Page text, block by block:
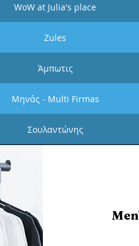
WoW at Julia's place
Zules
Άμπωτις
Μηνάς - Multi Firmas
Σουλαντώνης